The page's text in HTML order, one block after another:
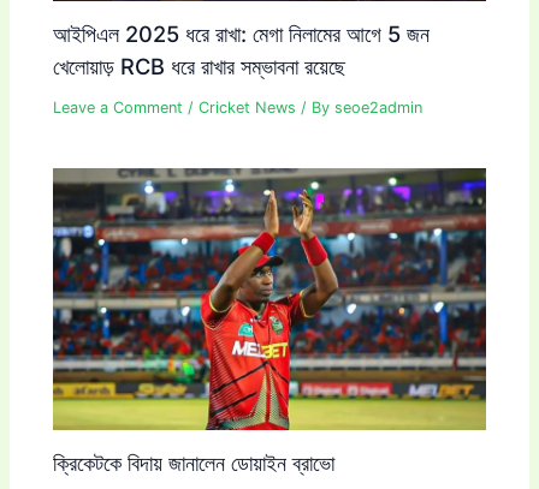
আইপিএল 2025 ধরে রাখা: মেগা নিলামের আগে 5 জন
খেলোয়াড় RCB ধরে রাখার সম্ভাবনা রয়েছে
Leave a Comment /Cricket News / Byseoe2admin
ক্রিকেটকে বিদায় জানালেন ডোয়াইন ব্রাভো